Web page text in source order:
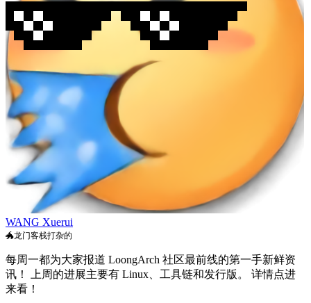
WANG Xuerui
🐲龙门客栈打杂的
每周一都为大家报道 LoongArch 社区最前线的第一手新鲜资
讯！ 上周的进展主要有 Linux、工具链和发行版。 详情点进
来看！